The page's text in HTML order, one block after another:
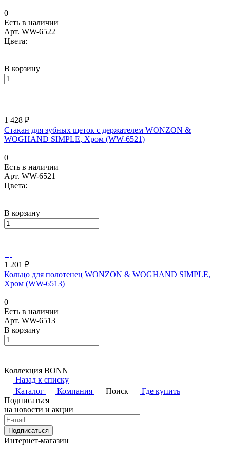
0
Есть в наличии
Арт. WW-6522
Цвета:
В корзину
1 428 ₽
Стакан для зубных щеток с держателем WONZON &
WOGHAND SIMPLE, Хром (WW-6521)
0
Есть в наличии
Арт. WW-6521
Цвета:
В корзину
1 201 ₽
Кольцо для полотенец WONZON & WOGHAND SIMPLE,
Хром (WW-6513)
0
Есть в наличии
Арт. WW-6513
В корзину
Коллекция BONN
Назад к списку
Каталог
Компания Поиск
Где купить
Подписаться
на новости и акции
Подписаться
Интернет-магазин